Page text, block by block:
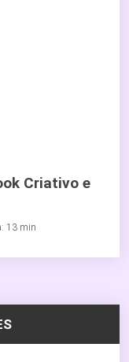
Criativo e
13 min